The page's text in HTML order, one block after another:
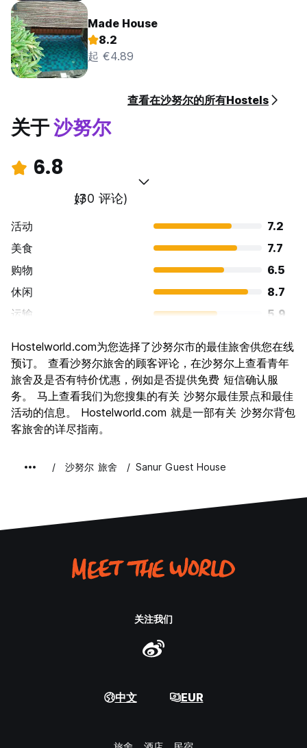
Made House
8.2
起 €4.89
查看在沙努尔的所有Hostels
关于沙努尔
6.8
好
(30 评论)
活动
7.2
美食
7.7
购物
6.5
休闲
8.7
运输
5.9
文化
6.1
夜生活
5.3
物有所值
7.8
Hostelworld.com为您选择了沙努尔市的最佳旅舍供您在线
预订。 查看沙努尔旅舍的顾客评论，在沙努尔上查看青年
旅舍及是否有特价优惠，例如是否提供免费 短信确认服
务。 马上查看我们为您搜集的有关 沙努尔最佳景点和最佳
活动的信息。 Hostelworld.com 就是一部有关 沙努尔背包
客旅舍的详尽指南。
沙努尔 旅舍 Sanur Guest House
关注我们
中文 EUR